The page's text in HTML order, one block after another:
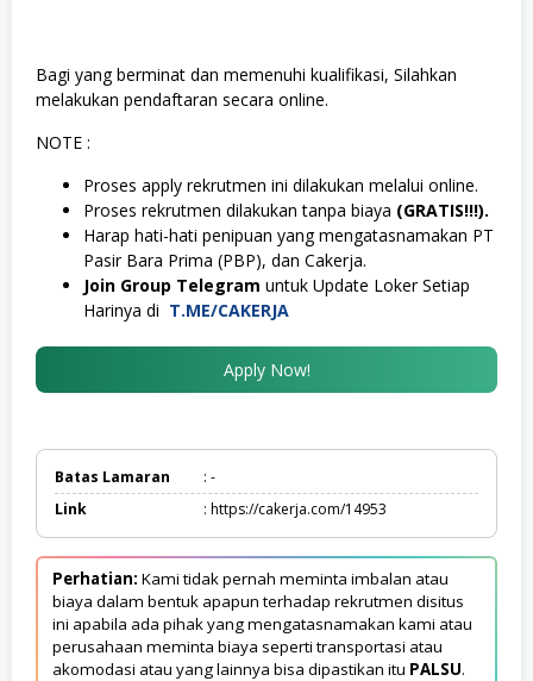
Bagi yang berminat dan memenuhi kualifikasi, Silahkan
melakukan pendaftaran secara online.
NOTE :
Proses apply rekrutmen ini dilakukan melalui online.
Proses rekrutmen dilakukan tanpa biaya (GRATIS!!!).
Harap hati-hati penipuan yang mengatasnamakan PT
Pasir Bara Prima (PBP), dan Cakerja.
Join Group Telegram untuk Update Loker Setiap
Harinya di T.ME/CAKERJA
Apply Now!
Batas Lamaran
: -
Link
: https://cakerja.com/14953
Perhatian: Kami tidak pernah meminta imbalan atau
biaya dalam bentuk apapun terhadap rekrutmen disitus
ini apabila ada pihak yang mengatasnamakan kami atau
perusahaan meminta biaya seperti transportasi atau
akomodasi atau yang lainnya bisa dipastikan itu PALSU.